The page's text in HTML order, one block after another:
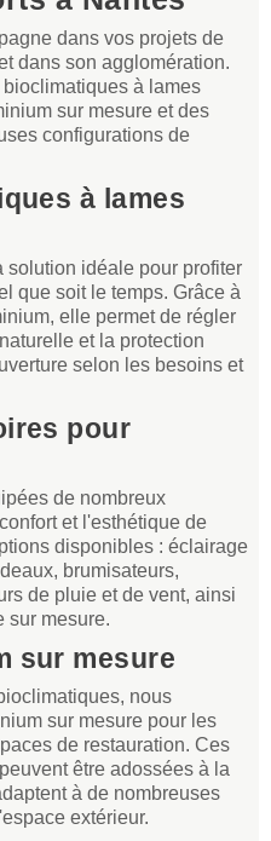
dans vos projets de
dans son agglomération.
à lames
sur mesure et des
configurations de
à lames
solution idéale pour profiter
que soit le temps. Grâce à
elle permet de régler
et la protection
selon les besoins et
pour
de nombreux
et l'esthétique de
disponibles : éclairage
brumisateurs,
de pluie et de vent, ainsi
sur mesure.
sur mesure
nous
sur mesure pour les
de restauration. Ces
être adossées à la
à de nombreuses
extérieur.